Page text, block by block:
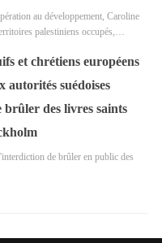
au développement, Caroline
palestiniens occupés,…
et chrétiens européens
autorités suédoises
brûler des livres saints
de brûler en public des